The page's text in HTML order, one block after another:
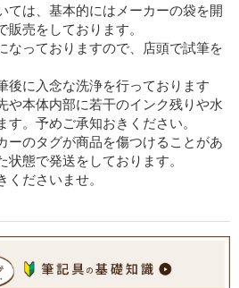
ては、基本的にはメーカーの袋を開
売をしております。
なっておりますので、店頭で試筆を
後に入念な洗浄を行っております
や本体内部に若干のインク残りや水
。予めご承知おきください。
ーのタグが商品を傷つけることがあ
態で発送をしております。
ださいませ。